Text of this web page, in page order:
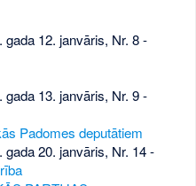
gada 12. janvāris, Nr. 8-
gada 13. janvāris, Nr. 9-
Padomes deputātiem
20. janvāris, Nr. 14-